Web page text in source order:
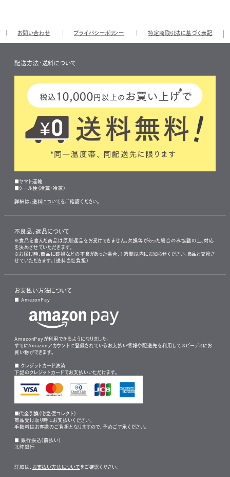
お問い合わせ プライバシーポリシー 特定商取引法に基づく表記
配送方法・送料について
■ヤマト運輸
■クール便（冷蔵・冷凍）
詳細は、 送料について をご確認ください。
不良品、返品について
※食品を含んだ商品は原則返品をお受けできません。欠損等があった場合のみ協議の上、対応
を決めさせていただきます。
※お届け時、商品に破損などの不良があった場合、1週間以内にお知らせください。良品と交換さ
せていただきます。（送料当社負担）
お支払い方法について
■ AmazonPay
AmazonPayが利用できるようになりました。
すでにAmazonアカウントに登録されているお支払い情報や配送先を利用してスピーディにお
買い物ができます。
■ クレジットカード決済
下記のクレジットカードでお支払いいただけます。
■代金引換（宅急便コレクト）
商品受け取り時にお支払いください。
手数料はお客様のご負担となりますので、予めご了承ください。
■ 銀行振込（前払い）
北陸銀行
詳細は、 お支払い方法について をご確認ください。